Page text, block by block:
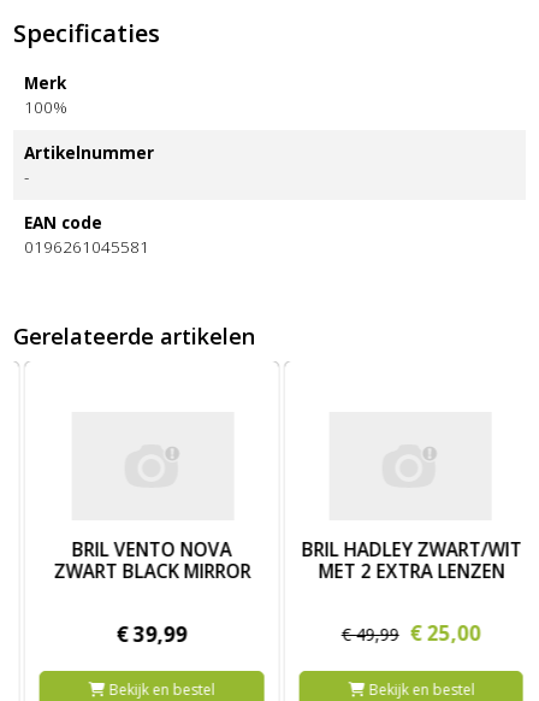
Specificaties
Merk
100%
Artikelnummer
-
EAN code
0196261045581
Gerelateerde artikelen
BRIL VENTO NOVA
ZWART BLACK MIRROR
€39,99
Bekijk en bestel
BRIL HADLEY ZWART/WIT
MET 2 EXTRA LENZEN
€49,99 €25,00
Bekijk en bestel